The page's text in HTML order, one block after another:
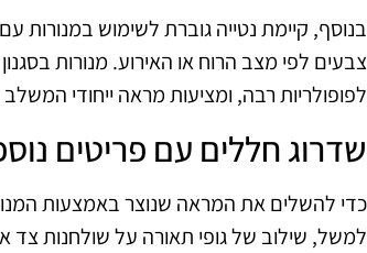
צבעים לפי מצב הרוח או האירוע. מנורות
לפופולריות רבה, ומציעות מראה ייחודי
שדרוג חללים עם פריטים
כדי להשלים את המראה שנוצר באמצעות
למשל, שילוב של גופי תאורה על שולחנות צד